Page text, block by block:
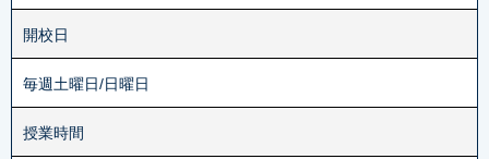
開校日
毎週土曜日/日曜日
授業時間